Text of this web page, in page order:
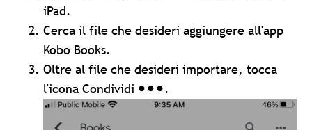
iPad.
Cerca il file che desideri aggiungere all'app
Kobo Books.
Oltre al file che desideri importare, tocca
l'icona Condividi
.